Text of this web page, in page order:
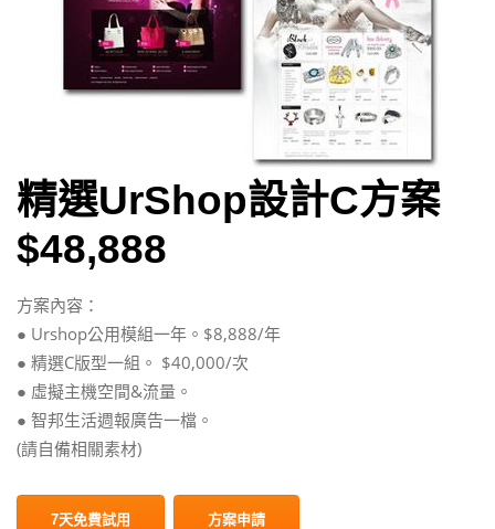
精選UrShop設計C方案
$48,888
方案內容：
● Urshop公用模組一年。$8,888/年
● 精選C版型一組。 $40,000/次
● 虛擬主機空間&流量。
● 智邦生活週報廣告一檔。
(請自備相關素材)
7天免費試用 方案申請